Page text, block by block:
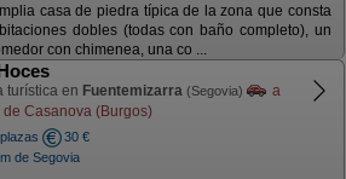
casa de piedra típica de la zona que consta
dobles (todas con baño completo), un
con chimenea, una co ...
turística en Fuentemizarra (Segovia)
a
de Casanova (Burgos)
30 €
de Segovia